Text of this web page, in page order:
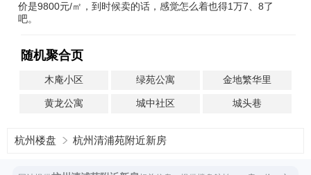
价是9800元/㎡，到时候卖的话，感觉怎么着也得1万7、8了
吧。
随机聚合页
木庵小区 绿苑公寓 金地繁华里
黄龙公寓 城中社区 城头巷
杭州楼盘 杭州清浦苑附近新房